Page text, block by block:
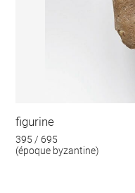
figurine
395 / 695
(époque byzantine)